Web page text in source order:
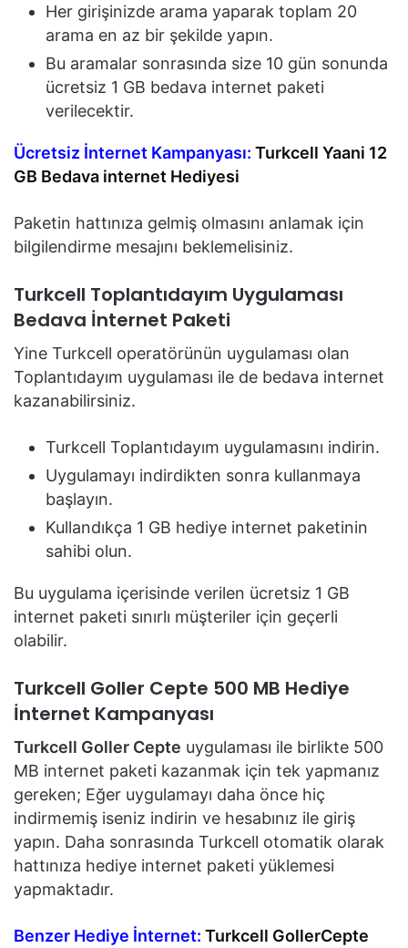
Her girişinizde arama yaparak toplam 20
arama en az bir şekilde yapın.
Bu aramalar sonrasında size 10 gün sonunda
ücretsiz 1 GB bedava internet paketi
verilecektir.
Ücretsiz İnternet Kampanyası: Turkcell Yaani 12
GB Bedava internet Hediyesi
Paketin hattınıza gelmiş olmasını anlamak için
bilgilendirme mesajını beklemelisiniz.
Turkcell Toplantıdayım Uygulaması
Bedava İnternet Paketi
Yine Turkcell operatörünün uygulaması olan
Toplantıdayım uygulaması ile de bedava internet
kazanabilirsiniz.
Turkcell Toplantıdayım uygulamasını indirin.
Uygulamayı indirdikten sonra kullanmaya
başlayın.
Kullandıkça 1 GB hediye internet paketinin
sahibi olun.
Bu uygulama içerisinde verilen ücretsiz 1 GB
internet paketi sınırlı müşteriler için geçerli
olabilir.
Turkcell Goller Cepte 500 MB Hediye
İnternet Kampanyası
Turkcell Goller Cepte uygulaması ile birlikte 500
MB internet paketi kazanmak için tek yapmanız
gereken; Eğer uygulamayı daha önce hiç
indirmemiş iseniz indirin ve hesabınız ile giriş
yapın. Daha sonrasında Turkcell otomatik olarak
hattınıza hediye internet paketi yüklemesi
yapmaktadır.
Benzer Hediye İnternet: Turkcell GollerCepte